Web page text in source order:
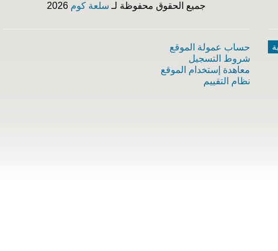
جميع الحقوق محفوظة لـ سلعة كوم
حساب عمولة الموقع
شروط التسجيل
معاهدة إستخدام الموقع
نظام التقييم